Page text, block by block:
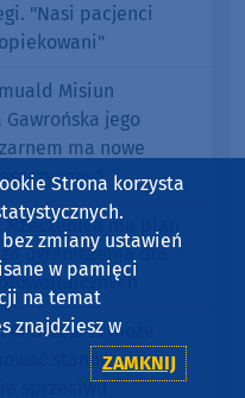
"Nasi pacjenci
Misiun
jego
ma nowe
ma plan
ograniczenia dla
Ż. może
stanowisko
sprzeciwu
Strona korzysta
zmiany ustawień
w pamięci
na temat
znajdziesz w
ZAMKNIJ